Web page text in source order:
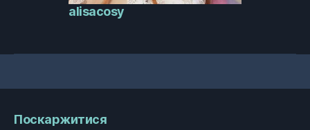
alisacosy
Поскаржитися